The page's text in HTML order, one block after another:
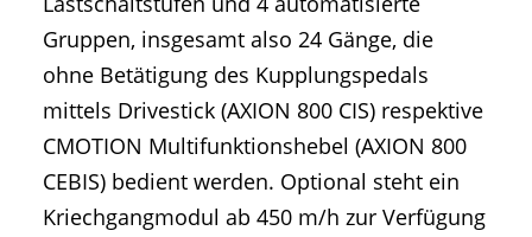
Gruppen, insgesamt also 24 Gänge, die
ohne Betätigung des Kupplungspedals
mittels Drivestick (AXION 800 CIS) respektive
CMOTION Multifunktionshebel (AXION 800
CEBIS) bedient werden. Optional steht ein
Kriechgangmodul ab 450 m/h zur Verfügung